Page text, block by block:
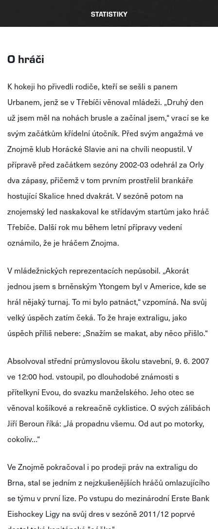
STATISTIKY
O hráči
K hokeji ho přivedli rodiče, kteří se sešli s panem
Urbanem, jenž se v Třebíči věnoval mládeži. „Druhý den
už jsem měl na nohách brusle a začínal jsem,“ vrací se ke
svým začátkům křídelní útočník. Před svým angažmá ve
Znojmě klub Horácké Slavie ani na chvíli neopustil. V
přípravě před začátkem sezóny 2002-03 odehrál za Orly
dva zápasy, přičemž v tom prvním prostřelil brankáře
hostující Skalice hned dvakrát. V sezóně potom na
znojemský led naskakoval ke střídavým startům jako hráč
Třebíče. Další rok mu během letní přípravy vedení
oznámilo, že je hráčem Znojma.
V mládežnických reprezentacích nepůsobil. „Akorát
jednou jsem s brněnským Ytongem byl v Americe, kde se
hrál nějaký turnaj. To mi bylo patnáct,“ vzpomíná. Na svůj
velký úspěch zatím čeká. To že hraje extraligu, jako
úspěch příliš nebere: „Snažím se makat, aby něco přišlo.“
Absolvoval střední průmyslovou školu stavební, 9. 6. 2007
ve 12:00 hod. vstoupil, po dlouhodobé známosti s
přítelkyní Evou, do svazku manželského. Jeho otec se
věnoval košíkové a rekreačně cyklistice. O svých zálibách
Jiří Beroun říká: „Já propadnu všemu. Od aut po motorky,
cokoliv…“
Ve Znojmě pokračoval i po prodeji práv na extraligu do
Brna, stal se jedním z nejzkušenějších hráčů omlazujícího
se týmu v první lize. Po vstupu do mezinárodní Erste Bank
Eishockey Ligy na svůj dres v sezóně 2011/12 poprvé